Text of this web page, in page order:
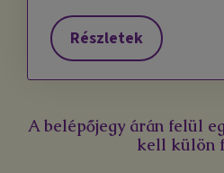
Részletek
A belépőjegy árán felül
kell külön